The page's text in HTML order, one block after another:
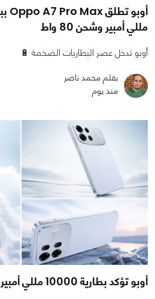
مللي أمبير وشحن 80 واط
أوبو تدخل عصر البطاريات الضخمة 🔋
بقلم محمد ناصر
منذ يوم
أوبو تؤكد بطارية 10000 مللي أمبير في A7 Pro Max الجديد